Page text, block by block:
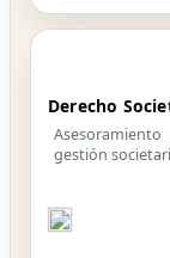
Derecho
gestión